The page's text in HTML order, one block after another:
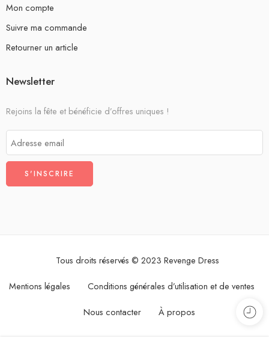
Mon compte
Suivre ma commande
Retourner un article
Newsletter
Rejoins la fête et bénéficie d’offres uniques !
Tous droits réservés © 2023 Revenge Dress
Mentions légales Conditions générales d’utilisation et de ventes
Nous contacter À propos